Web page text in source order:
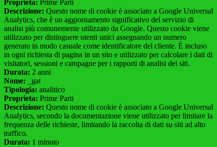
Proprieta: Prime Parti
Descrizione: Questo nome di cookie è associato a Google Universal
Analytics, che è un aggiornamento significativo del servizio di
analisi più comunemente utilizzato da Google. Questo cookie viene
utilizzato per distinguere utenti unici assegnando un numero
generato in modo casuale come identificatore del cliente. È incluso
in ogni richiesta di pagina in un sito e utilizzato per calcolare i dati di
visitatori, sessioni e campagne per i rapporti di analisi dei siti.
Durata: 2 anni
Nome: _gat
Tipologia: analitico
Proprieta: Prime Parti
Descrizione: Questo nome di cookie è associato a Google Universal
Analytics, secondo la documentazione viene utilizzato per limitare la
frequenza delle richieste, limitando la raccolta di dati su siti ad alto
traffico.
Durata: 1 minuto